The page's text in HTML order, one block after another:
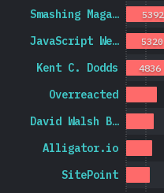
SitePoint
Alligator.io
David Walsh B…
Overreacted
Kent C. Dodds
JavaScript We…
Smashing Maga…
4836
5320
5392